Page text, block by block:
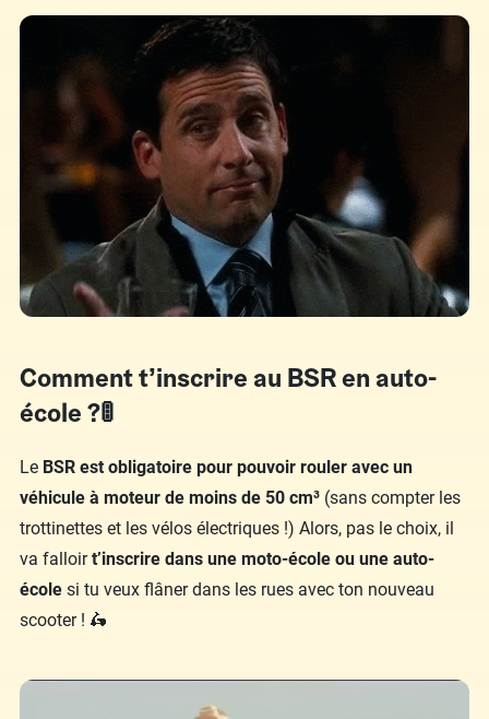
Comment t’inscrire au BSR en auto-
école ?🚦
Le BSR est obligatoire pour pouvoir rouler avec un
véhicule à moteur de moins de 50 cm³ (sans compter les
trottinettes et les vélos électriques !) Alors, pas le choix, il
va falloirt’inscrire dans une moto-école ou une auto-
école si tu veux flâner dans les rues avec ton nouveau
scooter ! 🛵